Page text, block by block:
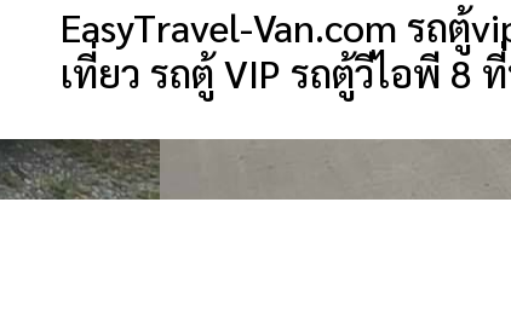
EasyTravel-Van.com รถตู้
เที่ยว รถตู้ VIP รถตู้วีไอพี 8